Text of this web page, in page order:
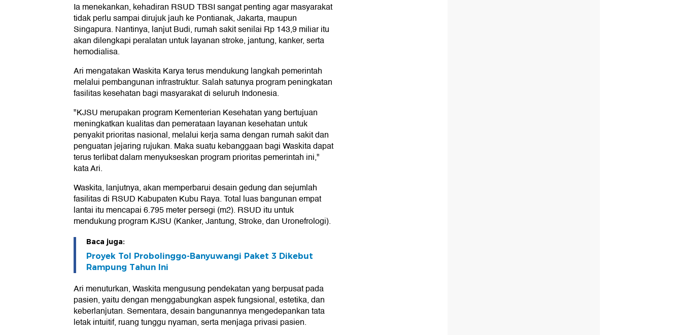
Ia menekankan, kehadiran RSUD TBSI sangat penting agar masyarakat
tidak perlu sampai dirujuk jauh ke Pontianak, Jakarta, maupun
Singapura. Nantinya, lanjut Budi, rumah sakit senilai Rp 143,9 miliar itu
akan dilengkapi peralatan untuk layanan stroke, jantung, kanker, serta
hemodialisa.
Ari mengatakan Waskita Karya terus mendukung langkah pemerintah
melalui pembangunan infrastruktur. Salah satunya program peningkatan
fasilitas kesehatan bagi masyarakat di seluruh Indonesia.
"KJSU merupakan program Kementerian Kesehatan yang bertujuan
meningkatkan kualitas dan pemerataan layanan kesehatan untuk
penyakit prioritas nasional, melalui kerja sama dengan rumah sakit dan
penguatan jejaring rujukan. Maka suatu kebanggaan bagi Waskita dapat
terus terlibat dalam menyukseskan program prioritas pemerintah ini,"
kata Ari.
Waskita, lanjutnya, akan memperbarui desain gedung dan sejumlah
fasilitas di RSUD Kabupaten Kubu Raya. Total luas bangunan empat
lantai itu mencapai 6.795 meter persegi (m2). RSUD itu untuk
mendukung program KJSU (Kanker, Jantung, Stroke, dan Uronefrologi).
Baca juga:
Proyek Tol Probolinggo-Banyuwangi Paket 3 Dikebut
Rampung Tahun Ini
Ari menuturkan, Waskita mengusung pendekatan yang berpusat pada
pasien, yaitu dengan menggabungkan aspek fungsional, estetika, dan
keberlanjutan. Sementara, desain bangunannya mengedepankan tata
letak intuitif, ruang tunggu nyaman, serta menjaga privasi pasien.